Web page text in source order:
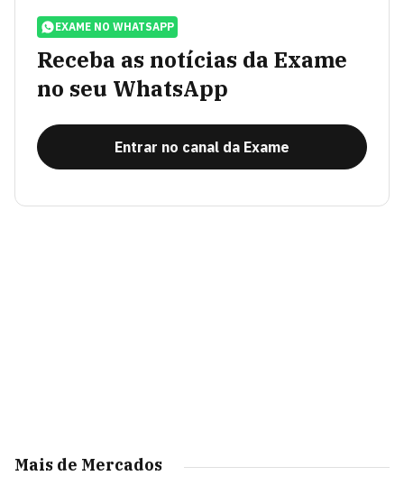
EXAME NO WHATSAPP
Receba as notícias da Exame
no seu WhatsApp
Entrar no canal da Exame
Mais de Mercados